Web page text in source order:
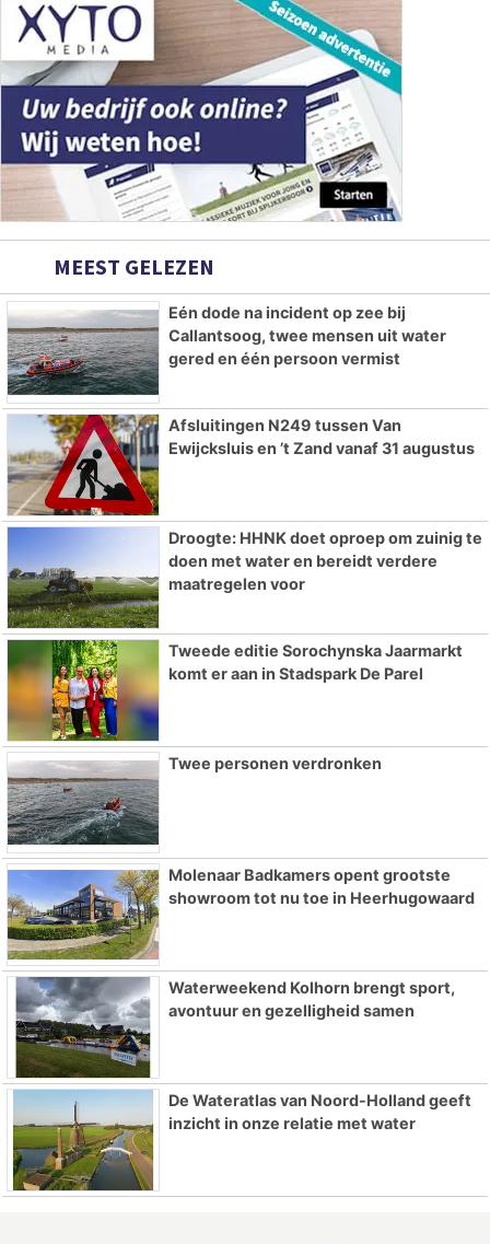
MEEST GELEZEN
Eén dode na incident op zee bij
Callantsoog, twee mensen uit water
gered en één persoon vermist
Afsluitingen N249 tussen Van
Ewijcksluis en ’t Zand vanaf 31 augustus
Droogte: HHNK doet oproep om zuinig te
doen met water en bereidt verdere
maatregelen voor
Tweede editie Sorochynska Jaarmarkt
komt er aan in Stadspark De Parel
Twee personen verdronken
Molenaar Badkamers opent grootste
showroom tot nu toe in Heerhugowaard
Waterweekend Kolhorn brengt sport,
avontuur en gezelligheid samen
De Wateratlas van Noord-Holland geeft
inzicht in onze relatie met water